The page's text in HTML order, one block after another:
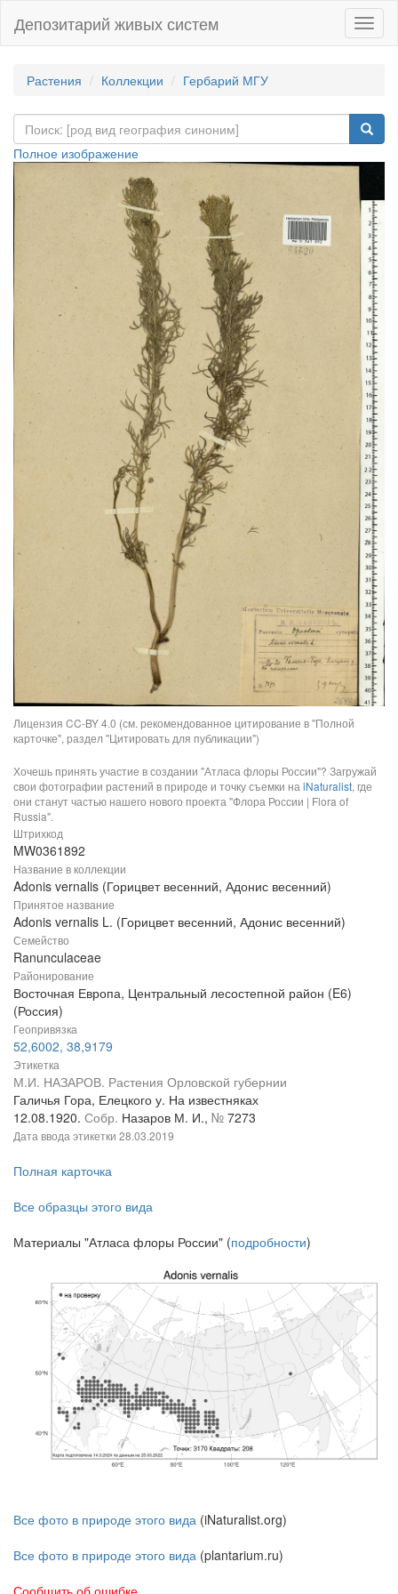
Депозитарий живых систем
Растения Коллекции Гербарий МГУ
Полное изображение
Лицензия CC-BY 4.0 (см. рекомендованное цитирование в "Полной
карточке", раздел "Цитировать для публикации")
Хочешь принять участие в создании "Атласа флоры России"? Загружай
свои фотографии растений в природе и точку съемки на iNaturalist, где
они станут частью нашего нового проекта "Флора России | Flora of
Russia".
Штрихкод
MW0361892
Название в коллекции
Adonis vernalis (Горицвет весенний, Адонис весенний)
Принятое название
Adonis vernalis L. (Горицвет весенний, Адонис весенний)
Семейство
Ranunculaceae
Районирование
Восточная Европа, Центральный лесостепной район (E6)
(Россия)
Геопривязка
52,6002, 38,9179
Этикетка
М.И. НАЗАРОВ. Растения Орловской губернии
Галичья Гора, Елецкого у. На известняках
12.08.1920. Собр. Назаров М. И., № 7273
Дата ввода этикетки 28.03.2019
Полная карточка
Все образцы этого вида
Материалы "Атласа флоры России" (подробности)
Все фото в природе этого вида (iNaturalist.org)
Все фото в природе этого вида (plantarium.ru)